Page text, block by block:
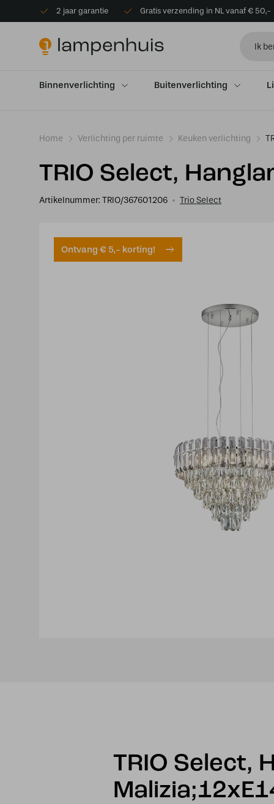
2 jaar garantie Gratis verzending in NL vanaf € 50,-
Binnenverlichting Buitenverlichting
Home Verlichting per ruimte Keuken verlichting
TRIO Select,
Artikelnummer: TRIO/367601206 Trio Select
Ontvang € 5,- korting!
TRIO Select,